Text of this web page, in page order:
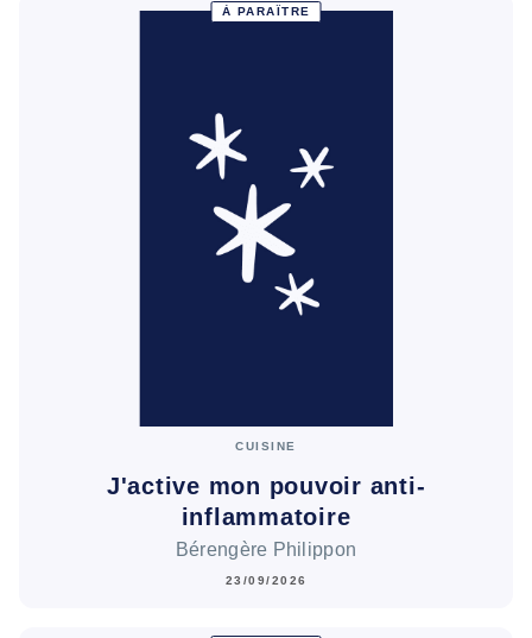
À PARAÎTRE
CUISINE
J'active mon pouvoir anti-
inflammatoire
Bérengère Philippon
23/09/2026